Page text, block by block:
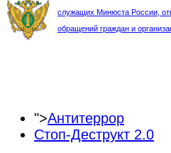
служащих Минюста России,
обращений граждан и
">Антитеррор
Стоп-Деструкт 2.0